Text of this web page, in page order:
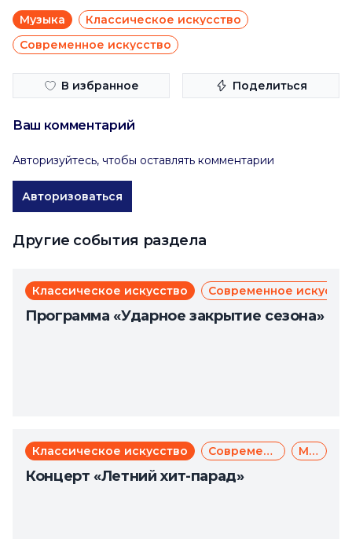
Музыка
Классическое искусство
Современное искусство
В избранное Поделиться
Ваш комментарий
Авторизуйтесь, чтобы оставлять комментарии
Авторизоваться
Другие события раздела
Классическое искусство Современное
Программа «Ударное закрытие сезона»
Классическое искусство Современное искусство Музыка
Концерт «Летний хит-парад»